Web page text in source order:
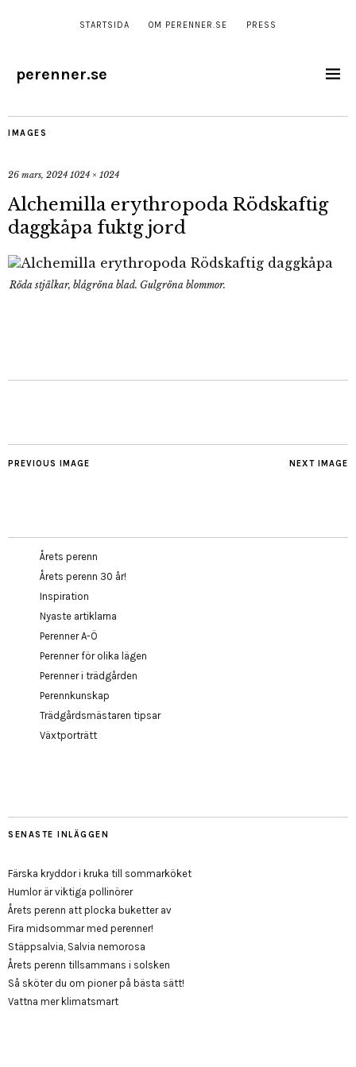
STARTSIDA OM PERENNER.SE PRESS
perenner.se
IMAGES
26 mars, 2024 1024 × 1024
Alchemilla erythropoda Rödskaftig
daggkåpa fuktg jord
Röda stjälkar, blågröna blad. Gulgröna blommor.
NEXT IMAGE
PREVIOUS IMAGE
Årets perenn
Årets perenn 30 år!
Inspiration
Nyaste artiklarna
Perenner A-Ö
Perenner för olika lägen
Perenner i trädgården
Perennkunskap
Trädgårdsmästaren tipsar
Växtporträtt
SENASTE INLÄGGEN
Färska kryddor i kruka till sommarköket
Humlor är viktiga pollinörer
Årets perenn att plocka buketter av
Fira midsommar med perenner!
Stäppsalvia, Salvia nemorosa
Årets perenn tillsammans i solsken
Så sköter du om pioner på bästa sätt!
Vattna mer klimatsmart